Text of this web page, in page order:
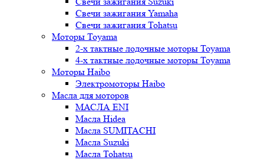
Свечи зажигания Yamaha
Свечи зажигания Tohatsu
Моторы Toyama
2-х тактные лодочные моторы Toyama
4-х тактные лодочные моторы Toyama
Моторы Haibo
Электромоторы Haibo
Масла для моторов
МАСЛА ENI
Масла Hidea
Масла SUMITACHI
Масла Suzuki
Масла Tohatsu